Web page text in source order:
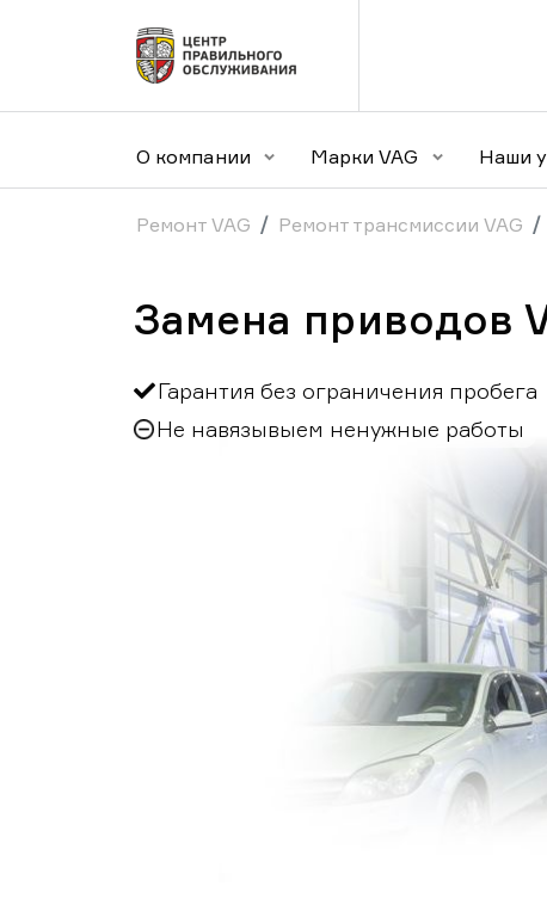
О компании Марки VAG Наши
Ремонт VAG Ремонт трансмиссии VAG
Замена приводов
Гарантия без ограничения пробега
Не навязывыем ненужные работы